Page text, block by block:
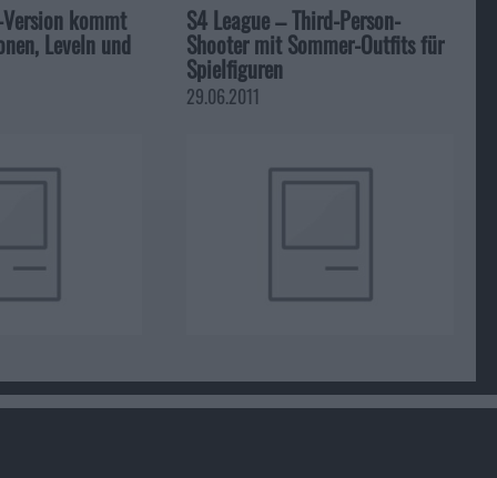
Version kommt
Leveln und
S4 League – Third-Person-
Shooter mit Sommer-Outfits für
Spielfiguren
29.06.2011